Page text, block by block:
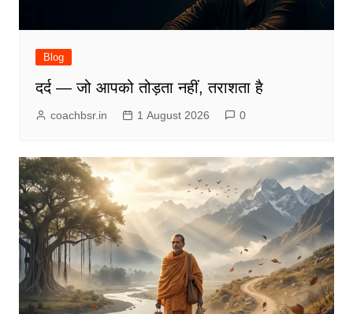
Blog
दर्द — जो आपको तोड़ता नहीं, तराशता है
coachbsr.in 1 August 2026 0